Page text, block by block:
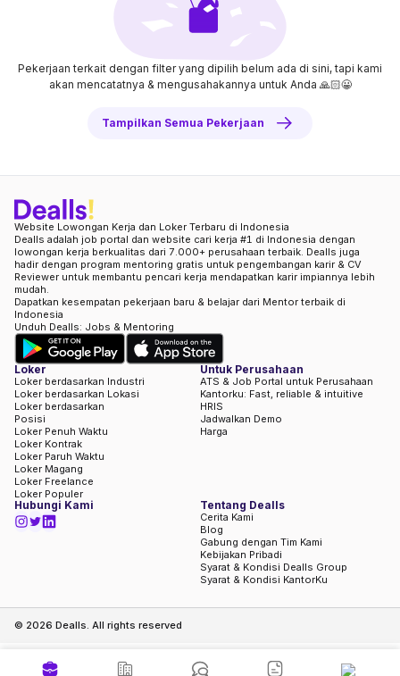
Pekerjaan terkait dengan filter yang dipilih belum ada di sini, tapi kami
akan mencatatnya & mengusahakannya untuk Anda 🙏🏻😀
Tampilkan Semua Pekerjaan
Website Lowongan Kerja dan Loker Terbaru di Indonesia
Dealls adalah job portal dan website cari kerja #1 di Indonesia dengan
lowongan kerja berkualitas dari 7.000+ perusahaan terbaik. Dealls juga
hadir dengan program mentoring gratis untuk pengembangan karir & CV
Reviewer untuk membantu pencari kerja mendapatkan karir impiannya lebih
mudah.
Dapatkan kesempatan pekerjaan baru & belajar dari Mentor terbaik di
Indonesia
Unduh Dealls: Jobs & Mentoring
Loker
Loker berdasarkan Industri
Loker berdasarkan Lokasi
Loker berdasarkan
Posisi
Loker Penuh Waktu
Loker Kontrak
Loker Paruh Waktu
Loker Magang
Loker Freelance
Loker Populer
Untuk Perusahaan
ATS & Job Portal untuk Perusahaan
Kantorku: Fast, reliable & intuitive
HRIS
Jadwalkan Demo
Harga
Hubungi Kami Tentang Dealls
Cerita Kami
Blog
Gabung dengan Tim Kami
Kebijakan Pribadi
Syarat & Kondisi Dealls Group
Syarat & Kondisi KantorKu
© 2026 Dealls. All rights reserved